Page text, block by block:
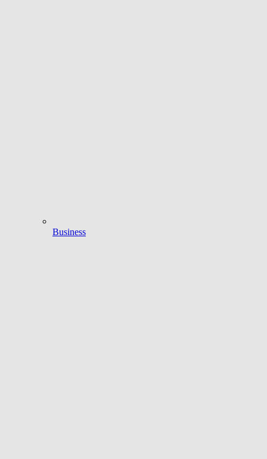
Business